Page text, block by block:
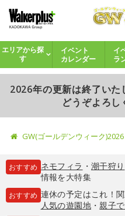
エリアから探
す
イベント
カレンダー
イ
ラ
2026年の更新は終了い
どうぞよろし
GW(ゴールデンウィーク)2026
おすすめ ネモフィラ ・ 潮干狩り
情報を大特集
おすすめ 連休の予定はこれ！
人気の遊園地・親子